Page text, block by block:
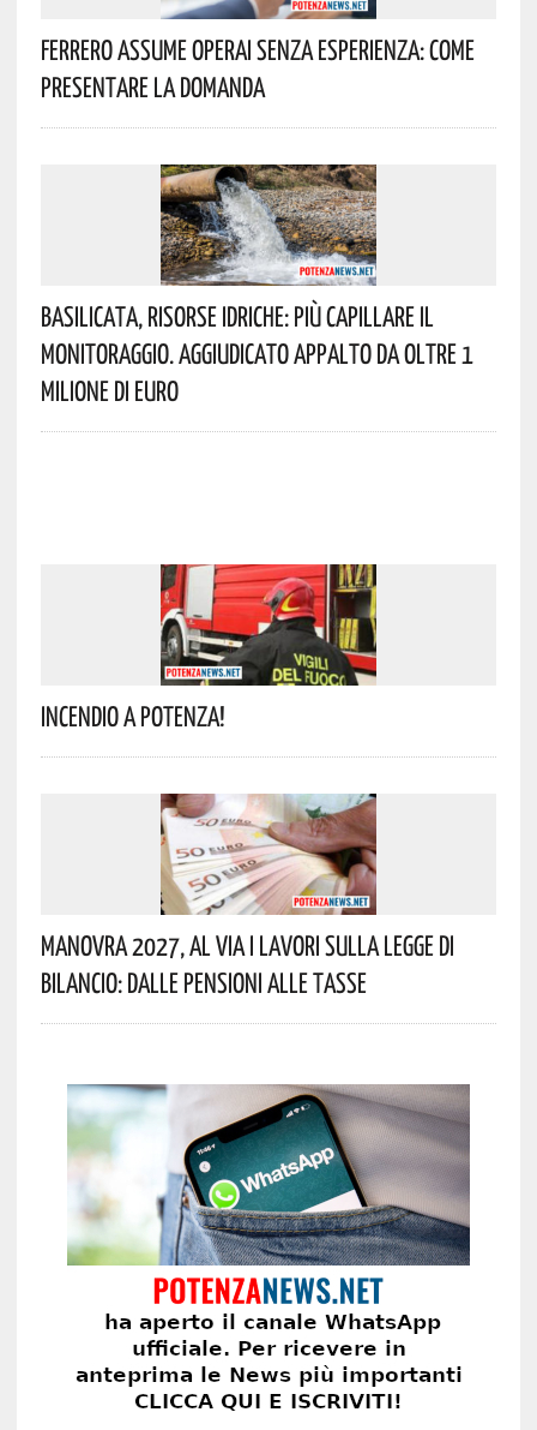
Ferrero Assume Operai Senza Esperienza: Come
Presentare La Domanda
Basilicata, Risorse Idriche: Più Capillare Il
Monitoraggio. Aggiudicato Appalto Da Oltre 1
Milione Di Euro
Incendio A Potenza!
Manovra 2027, Al Via I Lavori Sulla Legge Di
Bilancio: Dalle Pensioni Alle Tasse